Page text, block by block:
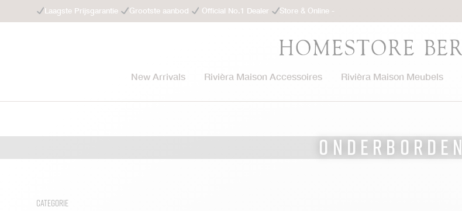
Laagste Prijsgarantie Grootste aanbod Official No.1 Dealer Store & Online -
New Arrivals Rivièra Maison Accessoires Rivièra Maison Meubels
Onderborden
Categorie